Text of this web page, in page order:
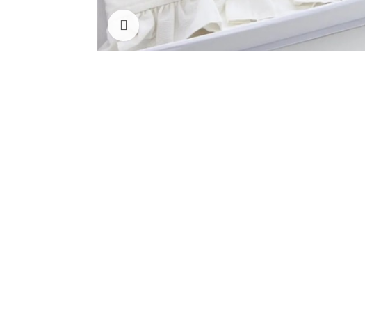
Clicca per ingrandire